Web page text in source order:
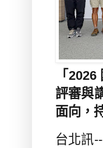
「
評審與
面向，
台北訊